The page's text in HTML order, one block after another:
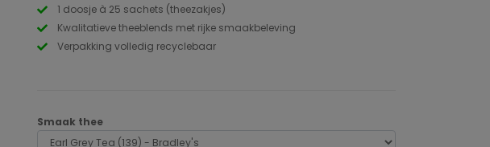
1 doosje à 25 sachets (theezakjes)
Kwalitatieve theeblends met rijke smaakbeleving
Verpakking volledig recyclebaar
Smaak thee